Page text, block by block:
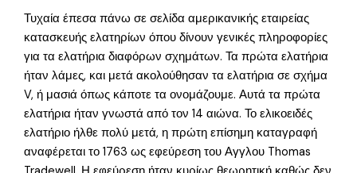
Τυχαία έπεσα πάνω σε σελίδα αμερικανικής εταιρείας
κατασκευής ελατηρίων όπου δίνουν γενικές πληροφορίες
για τα ελατήρια διαφόρων σχημάτων. Τα πρώτα ελατήρια
ήταν λάμες, και μετά ακολούθησαν τα ελατήρια σε σχήμα
V, ή μασιά όπως κάποτε τα ονομάζουμε. Αυτά τα πρώτα
ελατήρια ήταν γνωστά από τον 14 αιώνα. Το ελικοειδές
ελατήριο ήλθε πολύ μετά, η πρώτη επίσημη καταγραφή
αναφέρεται το 1763 ως εφεύρεση του Αγγλου Thomas